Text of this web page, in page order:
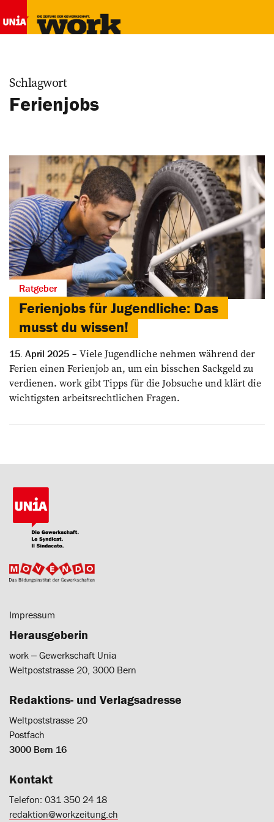
Schlagwort
Ferienjobs
Ratgeber
Ferienjobs für Jugendliche: Das
musst du wissen!
15. April 2025
Viele Jugendliche nehmen während der
Ferien einen Ferienjob an, um ein bisschen Sackgeld zu
verdienen. work gibt Tipps für die Jobsuche und klärt die
wichtigsten arbeitsrechtlichen Fragen.
Impressum
Herausgeberin
work ‒ Gewerkschaft Unia
Weltpoststrasse 20, 3000 Bern
Redaktions- und Verlagsadresse
Weltpoststrasse 20
Postfach
3000 Bern 16
Kontakt
Telefon: 031 350 24 18
redaktion@workzeitung.ch